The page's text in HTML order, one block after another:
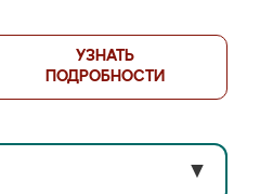
УЗНАТЬ
ПОДРОБНОСТИ
▼